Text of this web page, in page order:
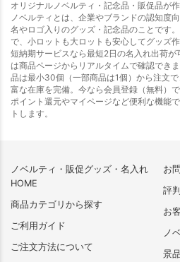
オリジナルノベルティ・記念品・販促品が
ノベルティとは、企業やブランドの認知度
名やロゴ入りのグッズ・記念品のことです
で、小ロットも大ロットも安心してグッズ作
短納期サービスなら最短2日の名入れ出荷
は商品ページからリアルタイムで確認でき
品は最小30個（一部商品は1個）から注文
富な在庫を完備。今なら会員登録（無料）
ポイント還元やマイページなど便利な機能
トします。
ノベルティ・販促グッズ・名入れ
HOME
商品カテゴリから探す
ご利用ガイド
ご注文方法について
お
評
お
ノ
景